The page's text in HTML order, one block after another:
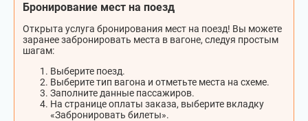
Бронирование мест на поезд
Открыта услуга бронирования мест на поезд! Вы можете
заранее забронировать места в вагоне, следуя простым
шагам:
Выберите поезд.
Выберите тип вагона и отметьте места на схеме.
Заполните данные пассажиров.
На странице оплаты заказа, выберите вкладку
«Забронировать билеты».